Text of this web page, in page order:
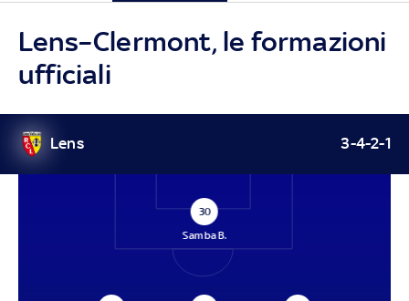
Lens–Clermont, le formazioni
ufficiali
Lens 3-4-2-1
30
Samba B.